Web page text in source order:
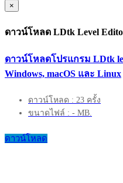
×
ดาวน์โหลด LDtk Level
ดาวน์โหลดโปรแกรม LDtk
Windows, macOS และ Linux
ดาวน์โหลด : 23 ครั้ง
ขนาดไฟล์ : - MB.
ดาวน์โหลด